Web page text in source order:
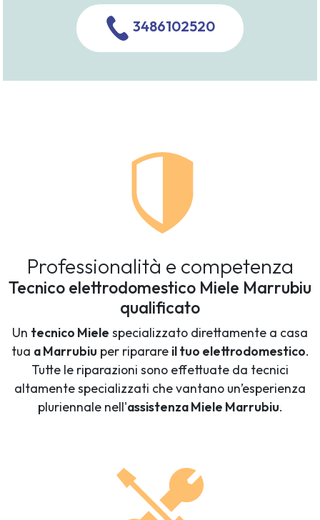
3486102520
Professionalità e competenza
Tecnico elettrodomestico Miele Marrubiu
qualificato
Un tecnico Miele specializzato direttamente a casa
tua a Marrubiu per riparare il tuo elettrodomestico.
Tutte le riparazioni sono effettuate da tecnici
altamente specializzati che vantano un’esperienza
pluriennale nell'assistenza Miele Marrubiu.